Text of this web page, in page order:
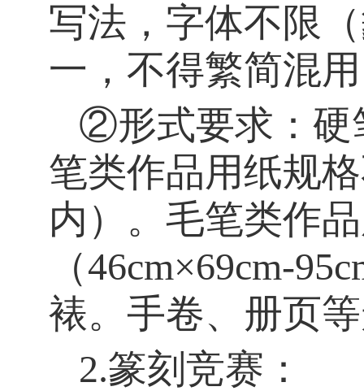
写法，字体不限
一，不得繁简混
②形式要求：硬
笔类作品用纸规
内）。毛笔类作
（46cm×69cm-
裱。手卷、册页
2.篆刻竞赛：